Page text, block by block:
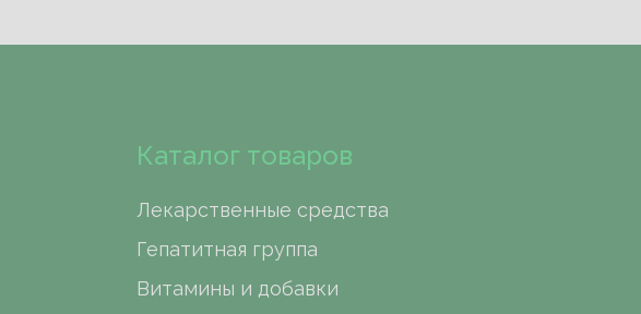
Каталог товаров
Лекарственные средства
Гепатитная группа
Витамины и добавки